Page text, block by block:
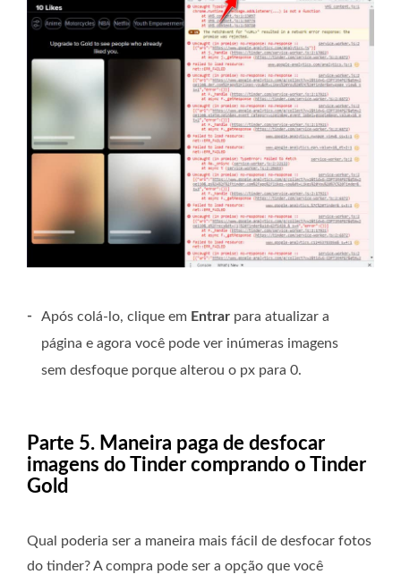
- Após colá-lo, clique em Entrar para atualizar a
página e agora você pode ver inúmeras imagens
sem desfoque porque alterou o px para 0.
Parte 5. Maneira paga de desfocar
imagens do Tinder comprando o Tinder
Gold
Qual poderia ser a maneira mais fácil de desfocar fotos
do tinder? A compra pode ser a opção que você